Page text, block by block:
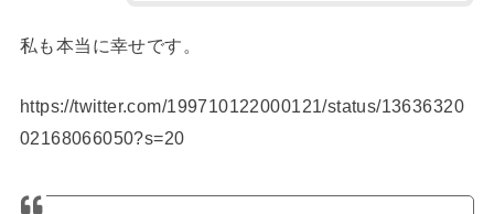
私も本当に幸せです。
https://twitter.com/199710122000121/status/13636320
02168066050?s=20